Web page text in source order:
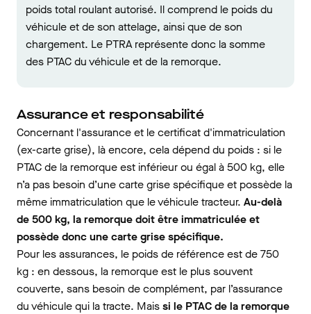
poids total roulant autorisé. Il comprend le poids du
véhicule et de son attelage, ainsi que de son
chargement. Le PTRA représente donc la somme
des PTAC du véhicule et de la remorque.
Assurance et responsabilité
Concernant l'assurance et le certificat d'immatriculation
(ex-carte grise), là encore, cela dépend du poids : si le
PTAC de la remorque est inférieur ou égal à 500 kg, elle
n’a pas besoin d’une carte grise spécifique et possède la
même immatriculation que le véhicule tracteur. Au-delà
de 500 kg, la remorque doit être immatriculée et
possède donc une carte grise spécifique.
Pour les assurances, le poids de référence est de 750
kg : en dessous, la remorque est le plus souvent
couverte, sans besoin de complément, par l’assurance
du véhicule qui la tracte. Maissi le PTAC de la remorque